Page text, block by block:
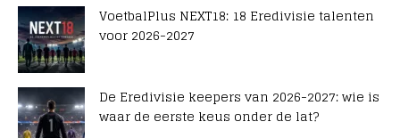
VoetbalPlus NEXT18: 18 Eredivisie talenten
voor 2026-2027
De Eredivisie keepers van 2026-2027: wie is
waar de eerste keus onder de lat?